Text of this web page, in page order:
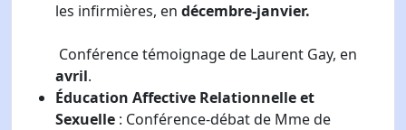
les infirmières, en décembre-janvier.
Conférence témoignage de Laurent Gay, en
avril.
Éducation Affective Relationnelle et
Sexuelle : Conférence-débat de Mme de